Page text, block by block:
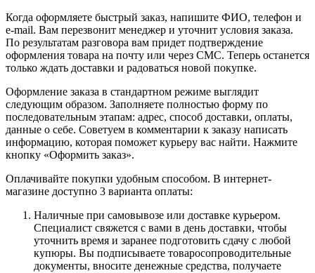
Когда оформляете быстрый заказ, напишите ФИО, телефон и
e-mail. Вам перезвонит менеджер и уточнит условия заказа.
По результатам разговора вам придет подтверждение
оформления товара на почту или через СМС. Теперь останется
только ждать доставки и радоваться новой покупке.
Оформление заказа в стандартном режиме выглядит
следующим образом. Заполняете полностью форму по
последовательным этапам: адрес, способ доставки, оплаты,
данные о себе. Советуем в комментарии к заказу написать
информацию, которая поможет курьеру вас найти. Нажмите
кнопку «Оформить заказ».
Оплачивайте покупки удобным способом. В интернет-
магазине доступно 3 варианта оплаты:
Наличные при самовывозе или доставке курьером.
Специалист свяжется с вами в день доставки, чтобы
уточнить время и заранее подготовить сдачу с любой
купюры. Вы подписываете товаросопроводительные
документы, вносите денежные средства, получаете